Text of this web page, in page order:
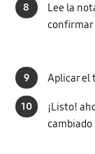
8
Lee la
confirmar
9 Aplicar el
10
¡Listo!
cambiado